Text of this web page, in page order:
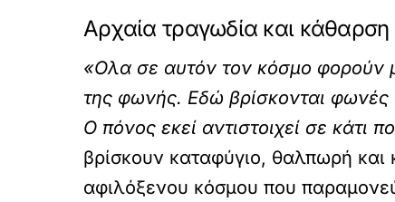
Αρχαία τραγωδία και κάθαρση
«Ολα σε αυτόν τον κόσμο φορούν
της φωνής. Εδώ βρίσκονται
Ο πόνος εκεί αντιστοιχεί σε κάτι
βρίσκουν καταφύγιο, θαλπωρή και
αφιλόξενου κόσμου που